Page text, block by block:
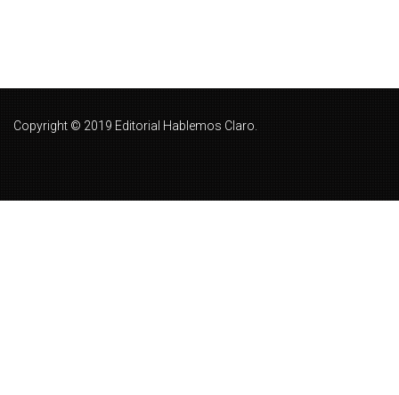
Copyright © 2019 Editorial Hablemos Claro.